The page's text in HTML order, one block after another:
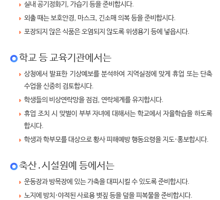
실내 공기정화기, 가습기 등을 준비합시다.
외출 때는 보호안경, 마스크, 긴소매 의복 등을 준비합시다.
포장되지 않은 식품은 오염되지 않도록 위생용기 등에 넣읍시다.
학교 등 교육기관에서는
상청에서 발표한 기상예보를 분석하여 지역실정에 맞게 휴업 또는 단축
수업을 신중히 검토합시다.
학생들의 비상연락망을 점검, 연락체계를 유지합시다.
휴업 조치 시 맞벌이 부부 자녀에 대해서는 학교에서 자율학습을 하도록
합시다.
학생과 학부모를 대상으로 황사 피해예방 행동요령을 지도·홍보합시다.
축산․시설원예 등에서는
운동장과 방목장에 있는 가축을 대피시킬 수 있도록 준비합시다.
노지에 방치·야적된 사료용 볏짚 등을 덮을 피복물을 준비합시다.